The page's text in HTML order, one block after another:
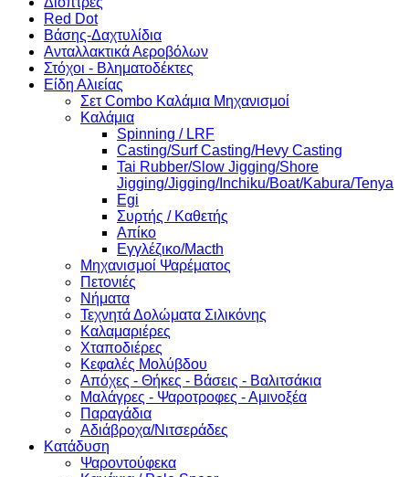
Red Dot
Βάσης-Δαχτυλίδια
Ανταλλακτικά Αεροβόλων
Στόχοι - Βληματοδέκτες
Είδη Αλιείας
Σετ Combo Καλάμια Μηχανισμοί
Καλάμια
Spinning / LRF
Casting/Surf Casting/Hevy Casting
Tai Rubber/Slow Jigging/Shore
Jigging/Jigging/Inchiku/Boat/Kabura/Tenya
Egi
Συρτής / Καθετής
Απίκο
Εγγλέζικο/Macth
Μηχανισμοί Ψαρέματος
Πετονιές
Νήματα
Τεχνητά Δολώματα Σιλικόνης
Καλαμαριέρες
Χταποδιέρες
Κεφαλές Μολύβδου
Απόχες - Θήκες - Βάσεις - Βαλιτσάκια
Μαλάγρες - Ψαροτροφες - Αμινοξέα
Παραγάδια
Αδιάβροχα/Νιτσεράδες
Κατάδυση
Ψαροντούφεκα